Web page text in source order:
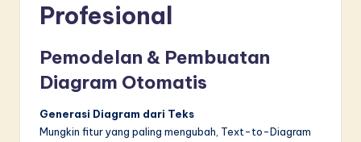
Profesional
Pemodelan & Pembuatan
Diagram Otomatis
Generasi Diagram dari Teks
Mungkin fitur yang paling mengubah, Text-to-Diagram